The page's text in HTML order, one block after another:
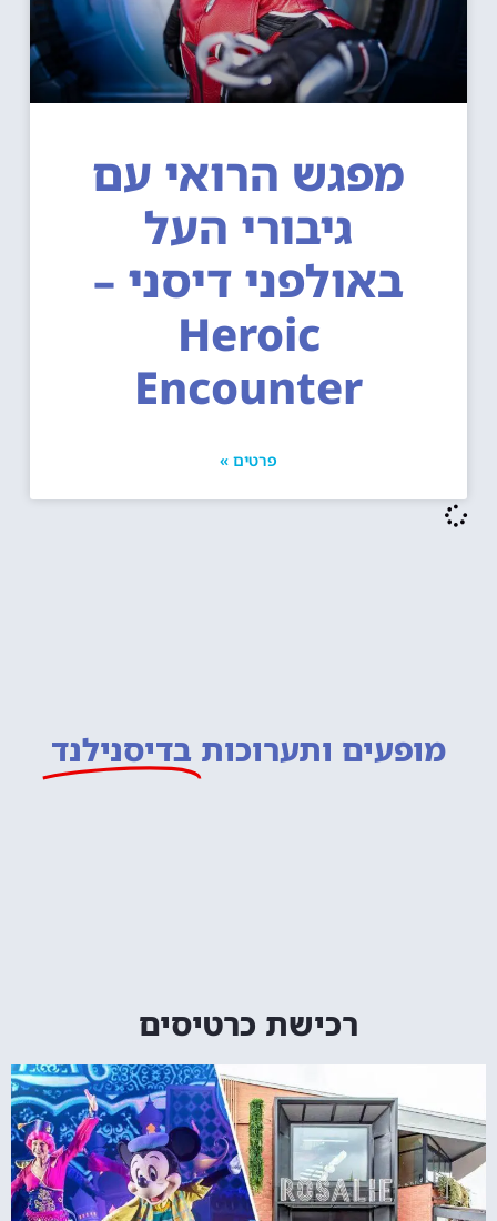
מפגש הרואי עם
גיבורי העל
באולפני דיסני –
Heroic
Encounter
פרטים »
מופעים ותערוכות בדיסנילנד
רכישת כרטיסים